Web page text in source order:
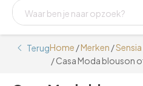
TerugHome /Merken /
/ Casa Moda blouson